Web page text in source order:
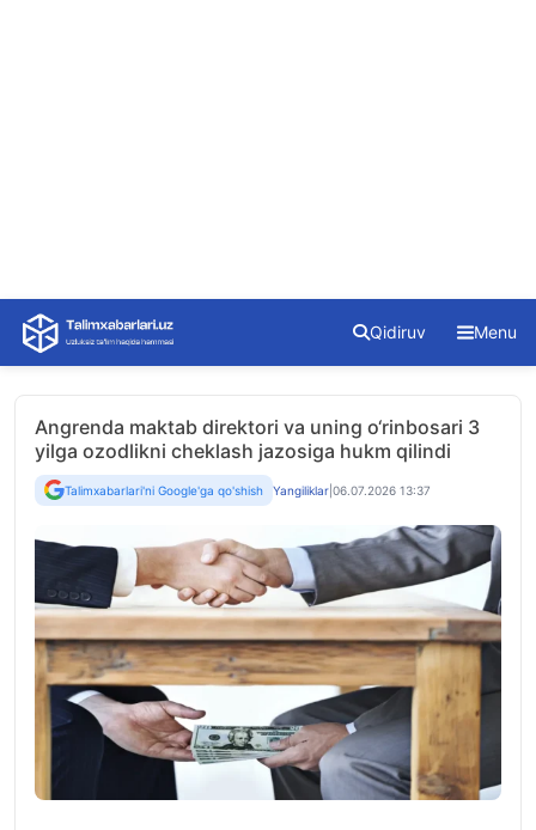
Skip
content
Qidiruv Menu
Angrenda maktab direktori va uning o‘rinbosari 3
yilga ozodlikni cheklash jazosiga hukm qilindi
Talimxabarlari'ni Google'ga qo'shish Yangiliklar 06.07.2026 13:37